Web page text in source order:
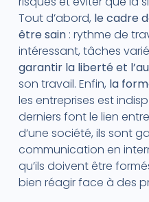
Tout d’abord, le cadre
être sain: rythme de
intéressant, tâches
garantir la liberté et
son travail. Enfin, la
les entreprises est
derniers font le lien
d’une société, ils sont
communication en
qu’ils doivent être
bien réagir face à des